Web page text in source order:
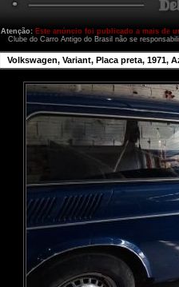
Atenção: Este anúncio foi publicado a mais de
Clube do Carro Antigo do Brasil não se
Volkswagen, Variant, Placa preta, 1971,